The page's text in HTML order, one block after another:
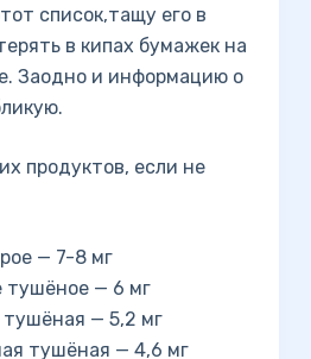
список,тащу его в
в кипах бумажек на
Заодно и информацию о
продуктов, если не
— 7-8 мг
тушёное — 6 мг
тушёная — 5,2 мг
тушёная — 4,6 мг